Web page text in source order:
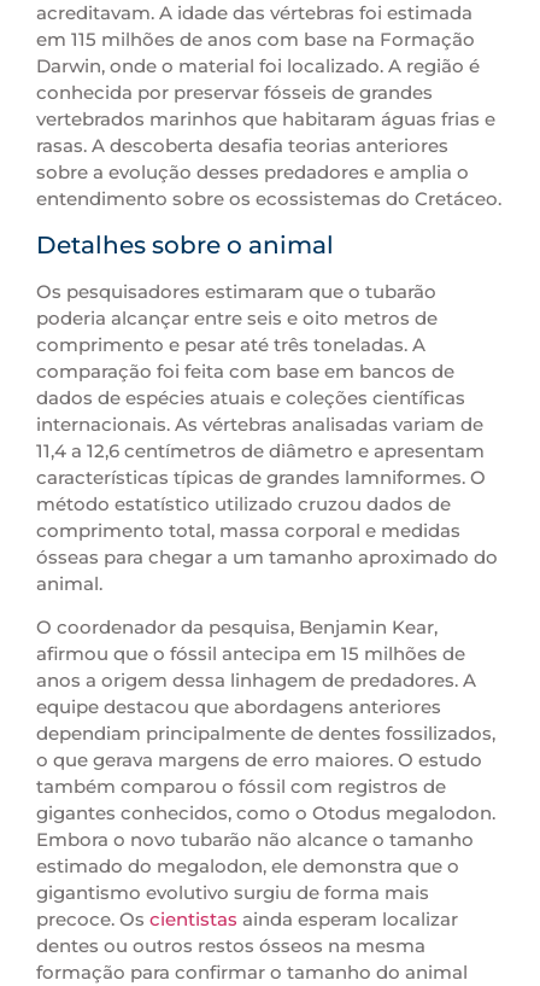
acreditavam. A idade das vértebras foi estimada
em 115 milhões de anos com base na Formação
Darwin, onde o material foi localizado. A região é
conhecida por preservar fósseis de grandes
vertebrados marinhos que habitaram águas frias e
rasas. A descoberta desafia teorias anteriores
sobre a evolução desses predadores e amplia o
entendimento sobre os ecossistemas do Cretáceo.
Detalhes sobre o animal
Os pesquisadores estimaram que o tubarão
poderia alcançar entre seis e oito metros de
comprimento e pesar até três toneladas. A
comparação foi feita com base em bancos de
dados de espécies atuais e coleções científicas
internacionais. As vértebras analisadas variam de
11,4 a 12,6 centímetros de diâmetro e apresentam
características típicas de grandes lamniformes. O
método estatístico utilizado cruzou dados de
comprimento total, massa corporal e medidas
ósseas para chegar a um tamanho aproximado do
animal.
O coordenador da pesquisa, Benjamin Kear,
afirmou que o fóssil antecipa em 15 milhões de
anos a origem dessa linhagem de predadores. A
equipe destacou que abordagens anteriores
dependiam principalmente de dentes fossilizados,
o que gerava margens de erro maiores. O estudo
também comparou o fóssil com registros de
gigantes conhecidos, como o Otodus megalodon.
Embora o novo tubarão não alcance o tamanho
estimado do megalodon, ele demonstra que o
gigantismo evolutivo surgiu de forma mais
precoce. Os cientistas ainda esperam localizar
dentes ou outros restos ósseos na mesma
formação para confirmar o tamanho do animal